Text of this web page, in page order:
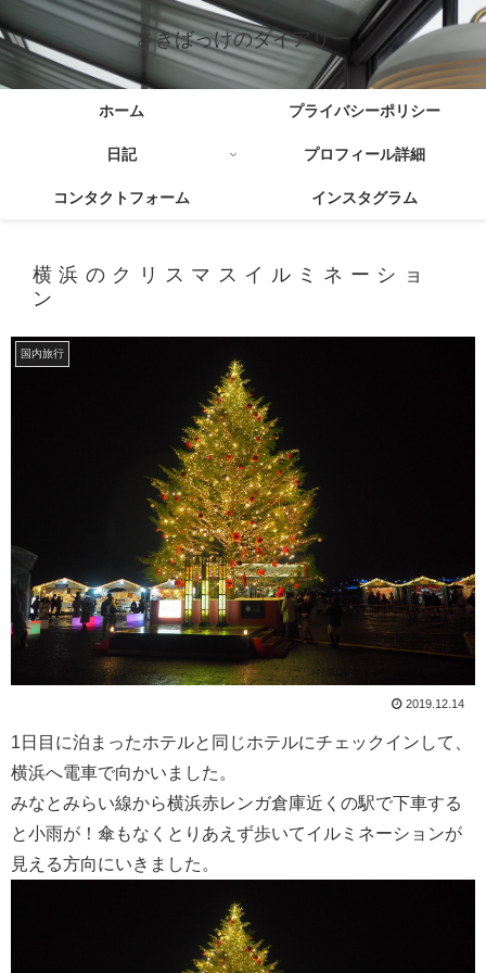
さきばっけのダイアリー
ホーム プライバシーポリシー
日記 プロフィール詳細
コンタクトフォーム インスタグラム
横浜のクリスマスイルミネーショ
ン
国内旅行
2019.12.14
1日目に泊まったホテルと同じホテルにチェックインして、
横浜へ電車で向かいました。
みなとみらい線から横浜赤レンガ倉庫近くの駅で下車する
と小雨が！傘もなくとりあえず歩いてイルミネーションが
見える方向にいきました。